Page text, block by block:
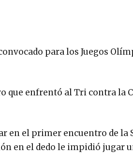
para los Juegos
que enfrentó al Tri contra la
en el primer encuentro de la
en el dedo le impidió jugar